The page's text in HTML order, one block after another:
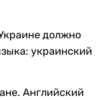
должно
украинский
Английский